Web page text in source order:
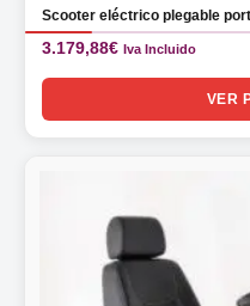
Scooter eléctrico plegable
3.179,88€ Iva Incluido
VER